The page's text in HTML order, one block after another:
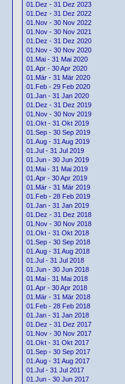
01.Dez - 31 Dez 2023
01.Dez - 31 Dez 2022
01.Nov - 30 Nov 2022
01.Nov - 30 Nov 2021
01.Dez - 31 Dez 2020
01.Nov - 30 Nov 2020
01.Mai - 31 Mai 2020
01.Apr - 30 Apr 2020
01.Mär - 31 Mär 2020
01.Feb - 29 Feb 2020
01.Jan - 31 Jan 2020
01.Dez - 31 Dez 2019
01.Nov - 30 Nov 2019
01.Okt - 31 Okt 2019
01.Sep - 30 Sep 2019
01.Aug - 31 Aug 2019
01.Jul - 31 Jul 2019
01.Jun - 30 Jun 2019
01.Mai - 31 Mai 2019
01.Apr - 30 Apr 2019
01.Mär - 31 Mär 2019
01.Feb - 28 Feb 2019
01.Jan - 31 Jan 2019
01.Dez - 31 Dez 2018
01.Nov - 30 Nov 2018
01.Okt - 31 Okt 2018
01.Sep - 30 Sep 2018
01.Aug - 31 Aug 2018
01.Jul - 31 Jul 2018
01.Jun - 30 Jun 2018
01.Mai - 31 Mai 2018
01.Apr - 30 Apr 2018
01.Mär - 31 Mär 2018
01.Feb - 28 Feb 2018
01.Jan - 31 Jan 2018
01.Dez - 31 Dez 2017
01.Nov - 30 Nov 2017
01.Okt - 31 Okt 2017
01.Sep - 30 Sep 2017
01.Aug - 31 Aug 2017
01.Jul - 31 Jul 2017
01.Jun - 30 Jun 2017